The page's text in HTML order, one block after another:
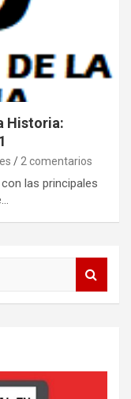
Historia:
2 comentarios
las principales